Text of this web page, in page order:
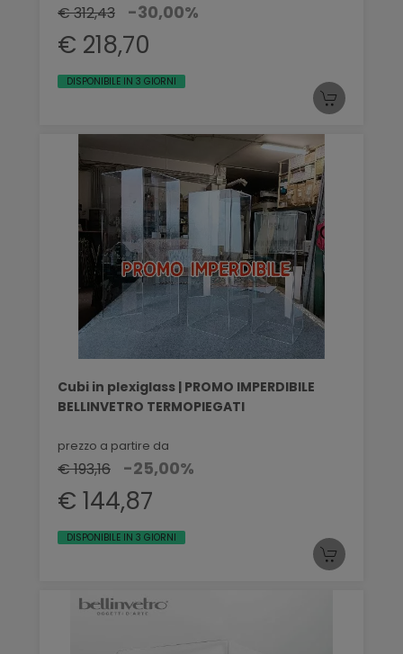
€ 312,43 -30,00%
€ 218,70
DISPONIBILE IN 3 GIORNI
Cubi in plexiglass | PROMO IMPERDIBILE
BELLINVETRO TERMOPIEGATI
prezzo a partire da
€ 193,16 -25,00%
€ 144,87
DISPONIBILE IN 3 GIORNI